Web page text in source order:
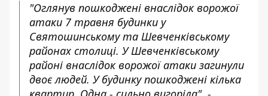
"Оглянув пошкоджені внаслідок ворожої
атаки 7 травня будинки у
Святошинському та Шевченківському
районах столиці. У Шевченківському
районі внаслідок ворожої атаки загинули
двоє людей. У будинку пошкоджені кілька